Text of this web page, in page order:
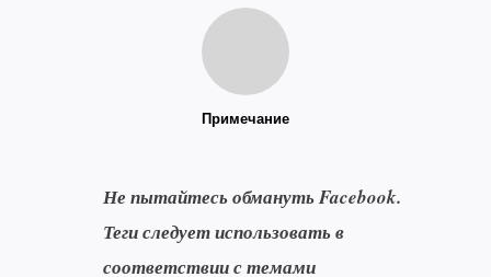
Примечание
Не пытайтесь обмануть Facebook.
Теги следует использовать в
соответствии с темами